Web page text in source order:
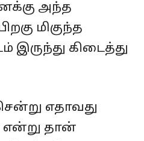
அந்த
மிகுந்த
இருந்து கிடைத்து
எதாவது
என்று தான்